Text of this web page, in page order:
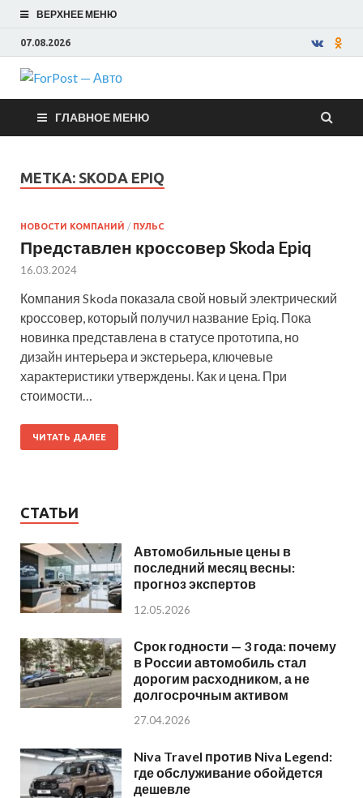
ВЕРХНЕЕ МЕНЮ
07.08.2026
ForPost —
Авто
ГЛАВНОЕ МЕНЮ
МЕТКА: SKODA EPIQ
НОВОСТИ КОМПАНИЙ / ПУЛЬС
Представлен кроссовер Skoda Epiq
16.03.2024
Компания Skoda показала свой новый электрический
кроссовер, который получил название Epiq. Пока
новинка представлена в статусе прототипа, но
дизайн интерьера и экстерьера, ключевые
характеристики утверждены. Как и цена. При
стоимости…
ЧИТАТЬ ДАЛЕЕ
СТАТЬИ
Автомобильные цены в
последний месяц весны:
прогноз экспертов
12.05.2026
Срок годности — 3 года: почему
в России автомобиль стал
дорогим расходником, а не
долгосрочным активом
27.04.2026
Niva Travel против Niva Legend:
где обслуживание обойдется
дешевле